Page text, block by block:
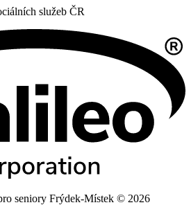
služeb ČR
seniory Frýdek-Místek © 2026